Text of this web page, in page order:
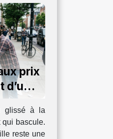
prix
d’un
glissé à la
qui bascule.
reste une